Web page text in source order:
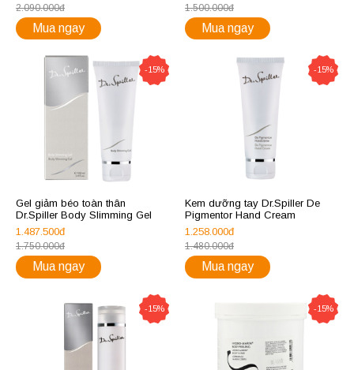
2.090.000đ
Mua ngay
1.500.000đ
Mua ngay
-15%
Gel giảm béo toàn thân
Dr.Spiller Body Slimming Gel
1.487.500đ
1.750.000đ
Mua ngay
-15%
Kem dưỡng tay Dr.Spiller De
Pigmentor Hand Cream
1.258.000đ
1.480.000đ
Mua ngay
-15% -15%